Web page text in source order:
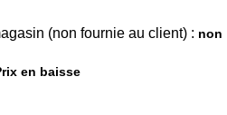
(non fournie au client) : non
en baisse